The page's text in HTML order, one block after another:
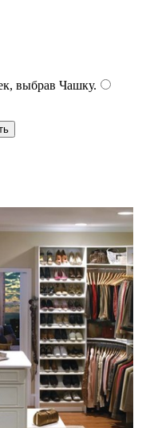
выбрав Чашку.